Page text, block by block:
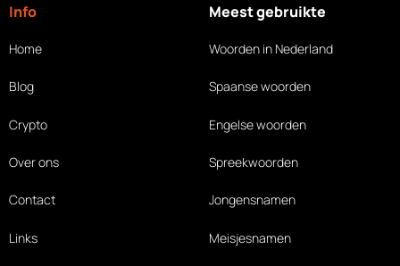
Info
Home
Blog
Crypto
Over ons
Contact
Links
Meest gebruikte
Woorden in Nederland
Spaanse woorden
Engelse woorden
Spreekwoorden
Jongensnamen
Meisjesnamen